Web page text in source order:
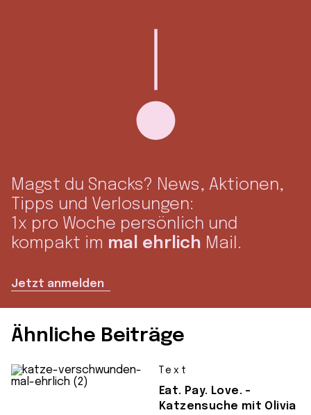
Magst du Snacks? News, Aktionen,
Tipps und Verlosungen:
1x pro Woche persönlich und
kompakt im mal ehrlich Mail.
Jetzt anmelden
Ähnliche Beiträge
Text
Eat. Pay. Love. –
Katzensuche mit Olivia